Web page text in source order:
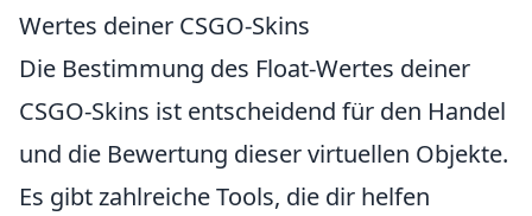
Wertes deiner CSGO-Skins
Die Bestimmung des Float-Wertes deiner
CSGO-Skins ist entscheidend für den Handel
und die Bewertung dieser virtuellen Objekte.
Es gibt zahlreiche Tools, die dir helfen